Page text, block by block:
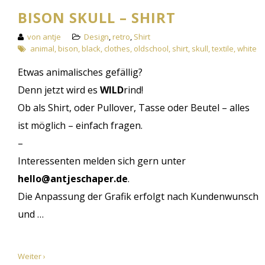
BISON SKULL – SHIRT
von antje Design,retro, Shirt
animal,bison,black, clothes, oldschool, shirt, skull,textile,white
Etwas animalisches gefällig?
Denn jetzt wird es WILDrind!
Ob als Shirt, oder Pullover, Tasse oder Beutel – alles
ist möglich – einfach fragen.
–
Interessenten melden sich gern unter
hello@antjeschaper.de.
Die Anpassung der Grafik erfolgt nach Kundenwunsch
und …
Weiter ›